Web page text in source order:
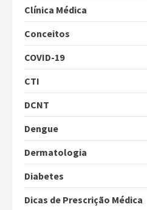
Clínica Médica
Conceitos
COVID-19
CTI
DCNT
Dengue
Dermatologia
Diabetes
Dicas de Prescrição Médica